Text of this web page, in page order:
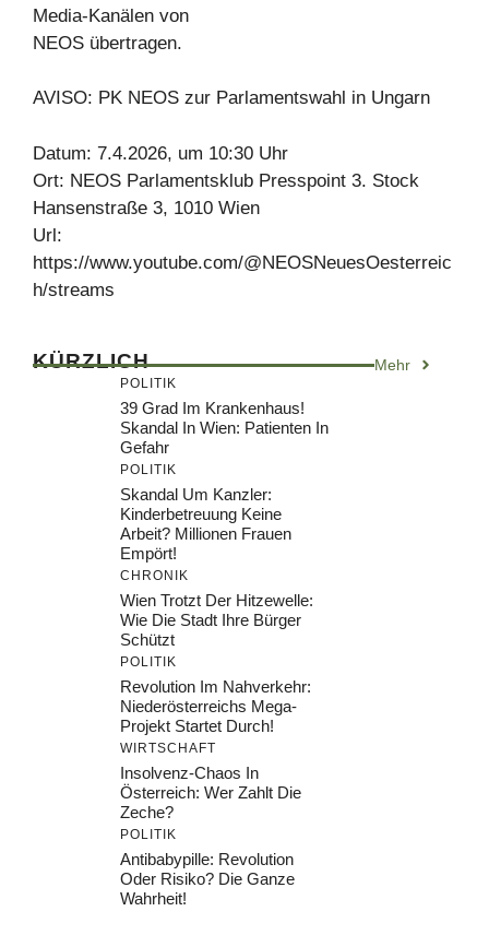
Media-Kanälen von
NEOS übertragen.
AVISO: PK NEOS zur Parlamentswahl in Ungarn
Datum: 7.4.2026, um 10:30 Uhr
Ort: NEOS Parlamentsklub Presspoint 3. Stock
Hansenstraße 3, 1010 Wien
Url:
https://www.youtube.com/@NEOSNeuesOesterreic
h/streams
KÜRZLICH Mehr
POLITIK
39 Grad Im Krankenhaus!
Skandal In Wien: Patienten In
Gefahr
POLITIK
Skandal Um Kanzler:
Kinderbetreuung Keine
Arbeit? Millionen Frauen
Empört!
CHRONIK
Wien Trotzt Der Hitzewelle:
Wie Die Stadt Ihre Bürger
Schützt
POLITIK
Revolution Im Nahverkehr:
Niederösterreichs Mega-
Projekt Startet Durch!
WIRTSCHAFT
Insolvenz-Chaos In
Österreich: Wer Zahlt Die
Zeche?
POLITIK
Antibabypille: Revolution
Oder Risiko? Die Ganze
Wahrheit!